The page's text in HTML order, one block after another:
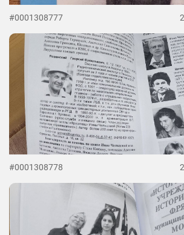
#0001308777
#0001308778